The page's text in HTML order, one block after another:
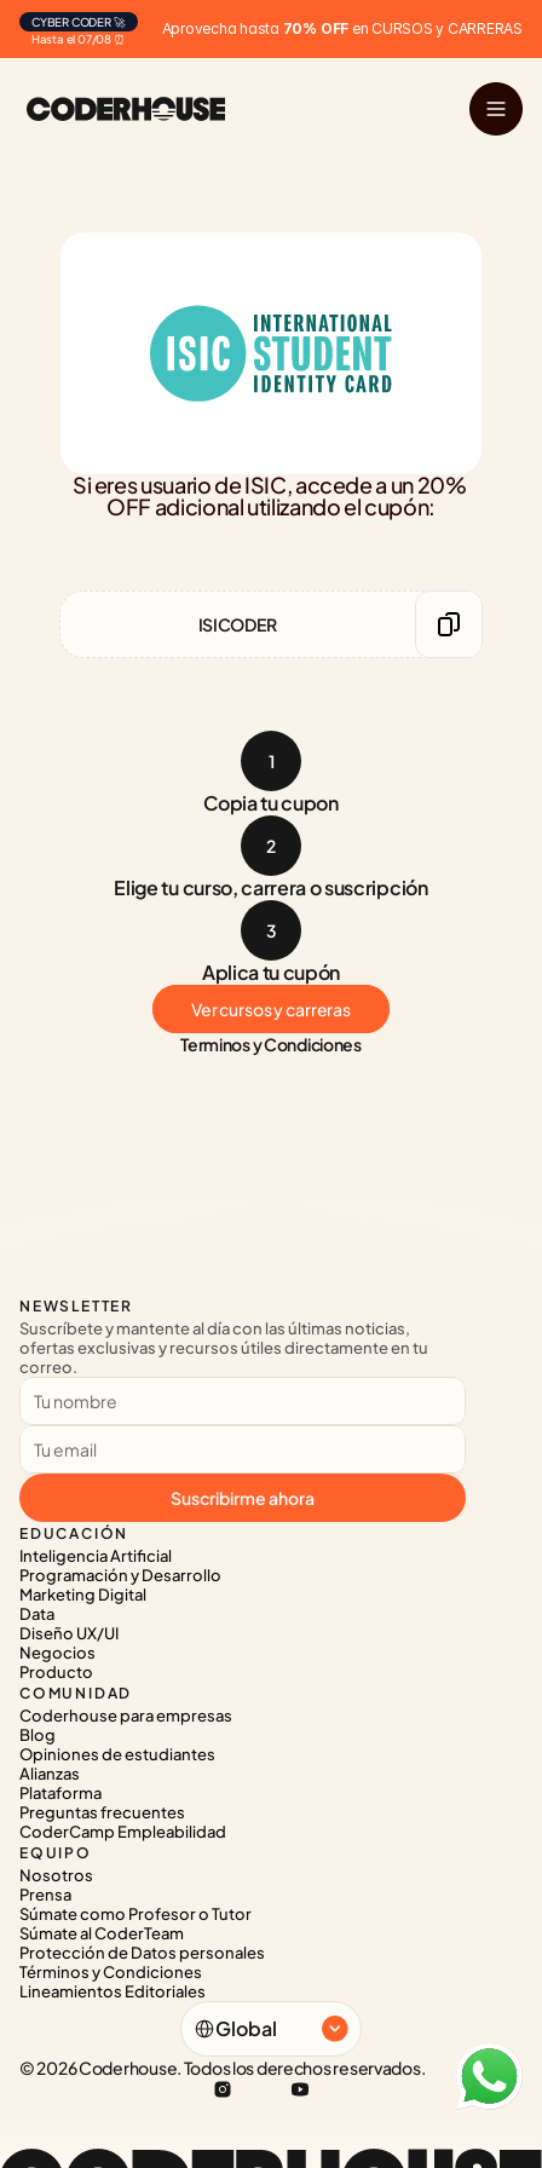
Hasta el 07/08 ⏰
CYBER CODER 🚀 Aprovecha hasta 70% OFF en CURSOS y CARRERAS
Si eres usuario de ISIC, accede a un 20%
OFF adicional utilizando el cupón:
ISICODER
1
Copia tu cupon
2
Elige tu curso, carrera o suscripción
3
Aplica tu cupón
Ver cursos y carreras
Terminos y Condiciones
EDUCACIÓN
Inteligencia Artificial
Programación y Desarrollo
Marketing Digital
Data
Diseño UX/UI
Negocios
Producto
COMUNIDAD
Coderhouse para empresas
Blog
Opiniones de estudiantes
Alianzas
Plataforma
Preguntas frecuentes
CoderCamp Empleabilidad
EQUIPO
Nosotros
Prensa
Súmate como Profesor o Tutor
Súmate al CoderTeam
Protección de Datos personales
Términos y Condiciones
Lineamientos Editoriales
NEWSLETTER
Suscríbete y mantente al día con las últimas noticias,
ofertas exclusivas y recursos útiles directamente en tu
correo.
Suscribirme ahora
Select Language
Global
© 2026 Coderhouse. Todos los derechos reservados.